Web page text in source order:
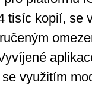
tisíc kopií, se
využitím